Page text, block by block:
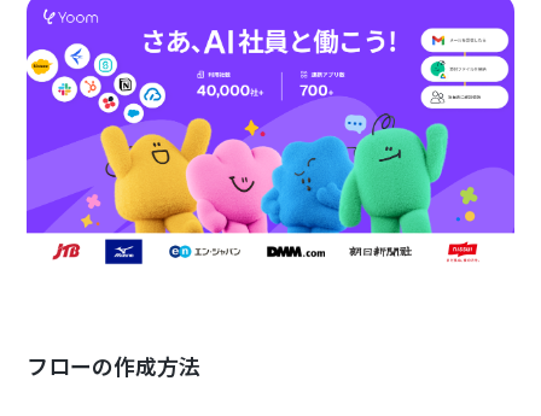
フローの作成方法